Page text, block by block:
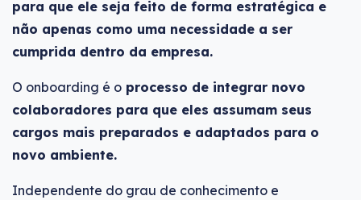
para que ele seja feito de forma estratégica e
não apenas como uma necessidade a ser
cumprida dentro da empresa.
O onboarding é o processo de integrar novo
colaboradores para que eles assumam seus
cargos mais preparados e adaptados para o
novo ambiente.
Independente do grau de conhecimento e